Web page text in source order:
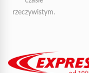
rzeczywistym.